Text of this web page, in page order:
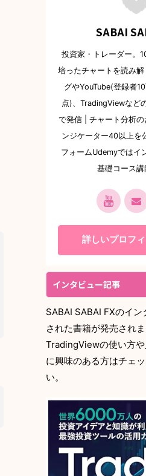
SABAI
投資家・トレーダー。
培ったチャートを読み
グやYouTube(登録者
点)、TradingViewなど
で発信 | チャート分析
ンジケーター40以上を
フォームUdemyではイ
基礎コース講
詳しいプロフ
インタビュー記事
SABAI SABAI FXのイ
された書籍が発売されま
TradingViewの使い方
に興味のある方はチェ
い。